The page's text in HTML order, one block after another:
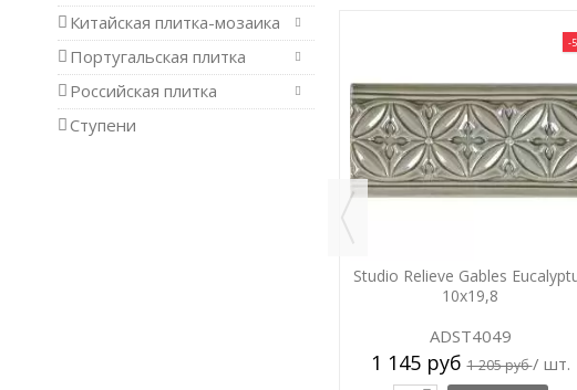
-5% -
Studio Relieve Gables
10x19,8
ADST4049
1 145 руб1 205 руб/ шт.
Китайская плитка-мозаика
Португальская плитка
Российская плитка
Ступени